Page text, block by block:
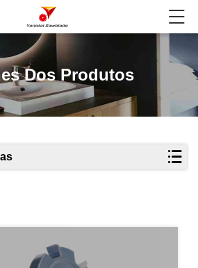
Dos Produtos